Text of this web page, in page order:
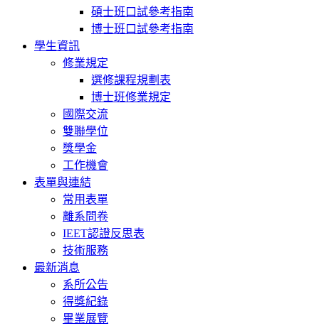
碩士班口試參考指南
博士班口試參考指南
學生資訊
修業規定
選修課程規劃表
博士班修業規定
國際交流
雙聯學位
獎學金
工作機會
表單與連結
常用表單
離系問卷
IEET認證反思表
技術服務
最新消息
系所公告
得獎紀錄
畢業展覽